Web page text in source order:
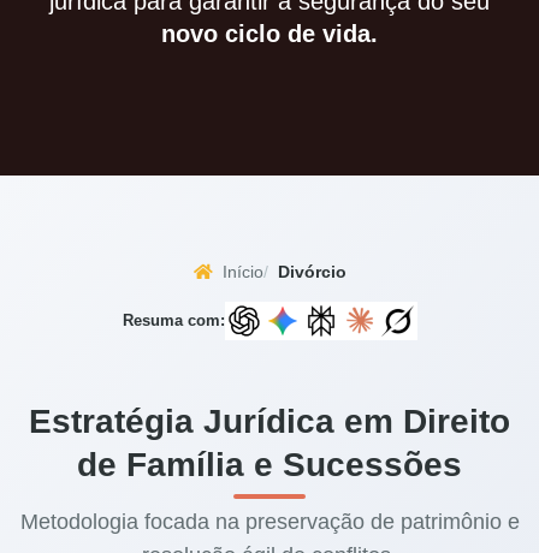
novo ciclo de vida.
Início Divórcio
Resuma com:
Estratégia Jurídica em Direito
de Família e Sucessões
Metodologia focada na preservação de patrimônio e